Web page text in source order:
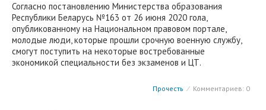
Согласно постановлению Министерства образования
Республики Беларусь №163 от 26 июня 2020 гола,
опубликованному на Национальном правовом портале,
молодые люди, которые прошли срочную военную службу,
смогут поступить на некоторые востребованные
экономикой специальности без экзаменов и ЦТ.
Прочесть ⁄ Комментариев: 0